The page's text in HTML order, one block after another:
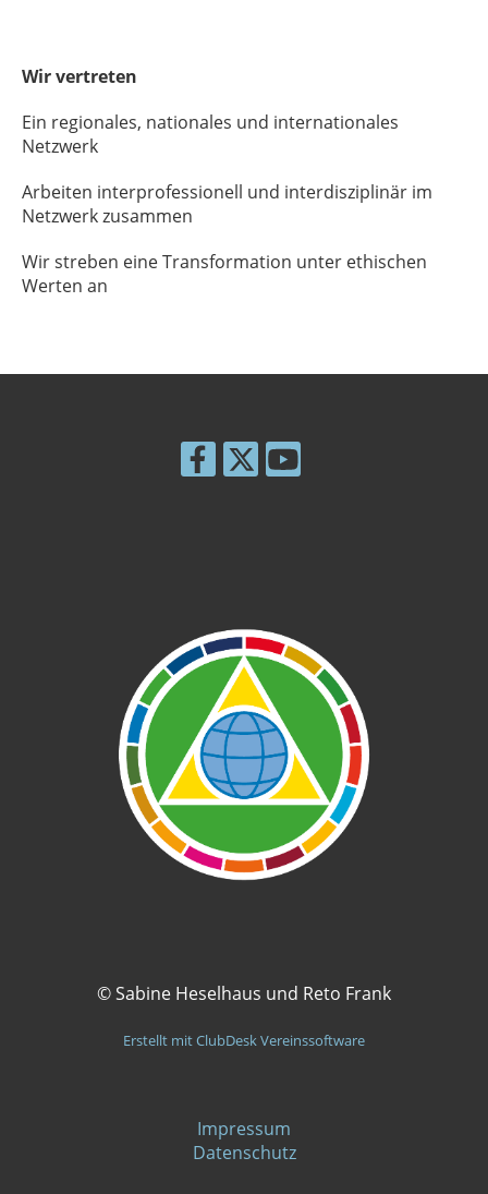
Wir vertreten
Ein regionales, nationales und internationales
Netzwerk
Arbeiten interprofessionell und interdisziplinär im
Netzwerk zusammen
Wir streben eine Transformation unter ethischen
Werten an
© Sabine Heselhaus und Reto Frank
Erstellt mit ClubDesk Vereinssoftware
Impressum
Datenschutz